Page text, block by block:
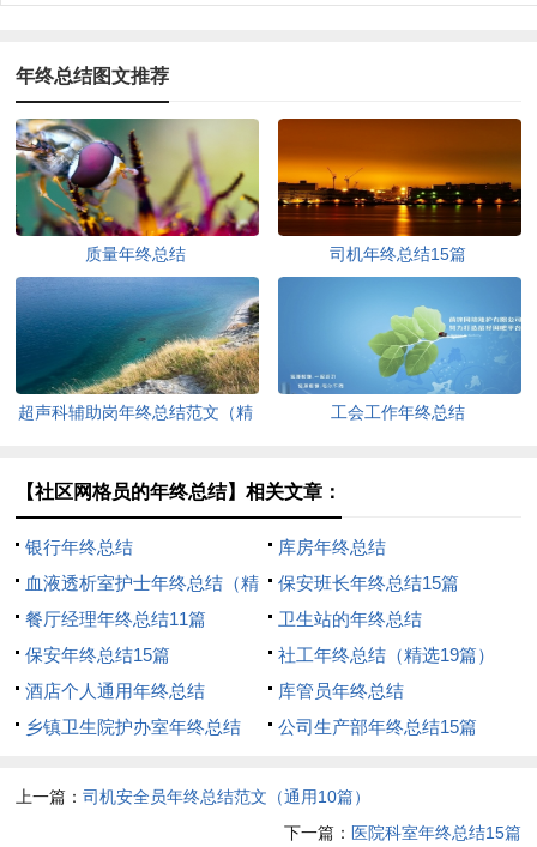
年终总结图文推荐
质量年终总结 司机年终总结15篇
超声科辅助岗年终总结范文（精
工会工作年终总结
【社区网格员的年终总结】相关文章：
银行年终总结
库房年终总结
血液透析室护士年终总结（精
选16篇）
保安班长年终总结15篇
餐厅经理年终总结11篇
卫生站的年终总结
保安年终总结15篇
社工年终总结（精选19篇）
酒店个人通用年终总结
库管员年终总结
乡镇卫生院护办室年终总结
公司生产部年终总结15篇
上一篇：司机安全员年终总结范文（通用10篇）
下一篇： 医院科室年终总结15篇